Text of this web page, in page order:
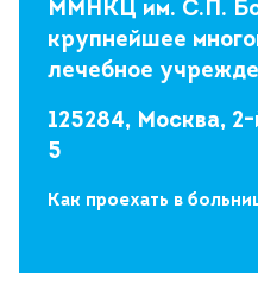
ММНКЦ им. С.П.
крупнейшее
лечебное
125284, Москва,
5
Как проехать в